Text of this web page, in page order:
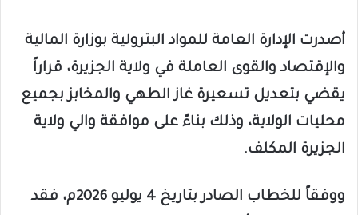
أصدرت الإدارة العامة للمواد البترولية بوزارة المالية
والإقتصاد والقوى العاملة في ولاية الجزيرة، قراراً
يقضي بتعديل تسعيرة غاز الطهي والمخابز بجميع
محليات الولاية، وذلك بناءً على موافقة والي ولاية
الجزيرة المكلف.
ووفقاً للخطاب الصادر بتاريخ 4 يوليو 2026م، فقد